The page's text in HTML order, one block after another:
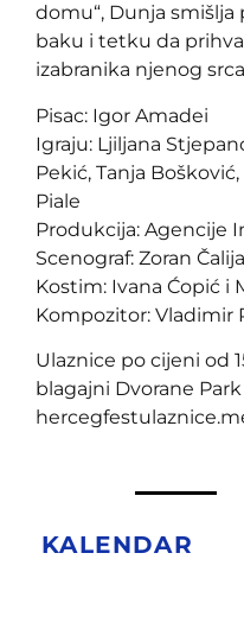
domu“, Dunja smišlja
baku i tetku da
izabranika njenog
Pisac: Igor Amadei
Igraju: Ljiljana
Pekić, Tanja
Piale
Produkcija: Agencije
Scenograf: Zoran Čalija
Kostim: Ivana Ćopić i
Kompozitor: Vladimir
Ulaznice po cijeni od
blagajni Dvorane
KALENDAR